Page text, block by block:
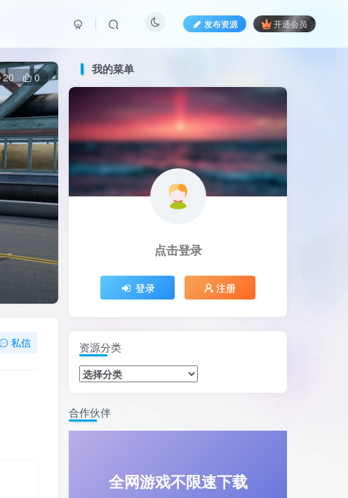
发布资源 开通会员
20 0
私信
我的菜单
点击登录
登录 注册
资源分类
合作伙伴
全网游戏不限速下载